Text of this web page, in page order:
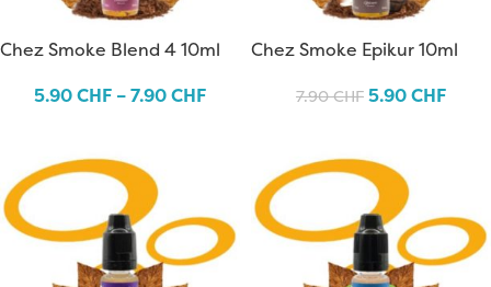
Chez Smoke Blend 4 10ml
5.90CHF –7.90CHF
Chez Smoke Epikur 10ml
7.90CHF 5.90CHF